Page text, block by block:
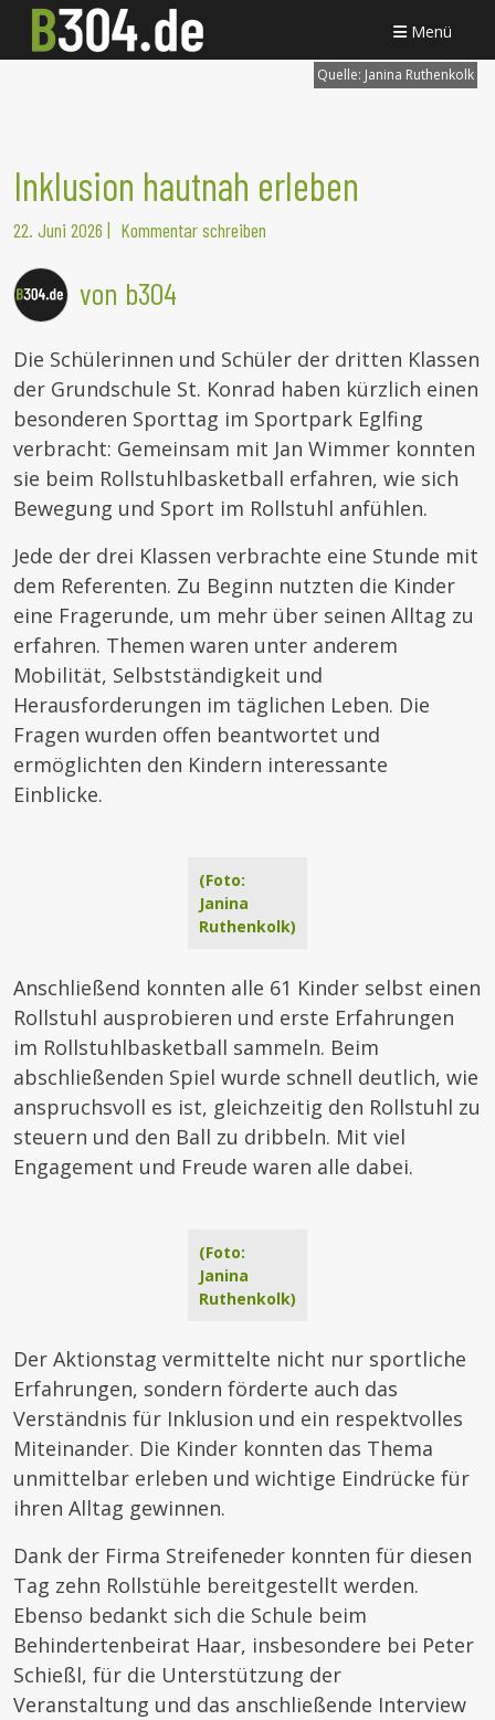
Menü
Quelle: Janina Ruthenkolk
Inklusion hautnah erleben
22. Juni 2026 | Kommentar schreiben
von b304
Die Schülerinnen und Schüler der dritten Klassen
der Grundschule St. Konrad haben kürzlich einen
besonderen Sporttag im Sportpark Eglfing
verbracht: Gemeinsam mit Jan Wimmer konnten
sie beim Rollstuhlbasketball erfahren, wie sich
Bewegung und Sport im Rollstuhl anfühlen.
Jede der drei Klassen verbrachte eine Stunde mit
dem Referenten. Zu Beginn nutzten die Kinder
eine Fragerunde, um mehr über seinen Alltag zu
erfahren. Themen waren unter anderem
Mobilität, Selbstständigkeit und
Herausforderungen im täglichen Leben. Die
Fragen wurden offen beantwortet und
ermöglichten den Kindern interessante
Einblicke.
(Foto:
Janina
Ruthenkolk)
Anschließend konnten alle 61 Kinder selbst einen
Rollstuhl ausprobieren und erste Erfahrungen
im Rollstuhlbasketball sammeln. Beim
abschließenden Spiel wurde schnell deutlich, wie
anspruchsvoll es ist, gleichzeitig den Rollstuhl zu
steuern und den Ball zu dribbeln. Mit viel
Engagement und Freude waren alle dabei.
(Foto:
Janina
Ruthenkolk)
Der Aktionstag vermittelte nicht nur sportliche
Erfahrungen, sondern förderte auch das
Verständnis für Inklusion und ein respektvolles
Miteinander. Die Kinder konnten das Thema
unmittelbar erleben und wichtige Eindrücke für
ihren Alltag gewinnen.
Dank der Firma Streifeneder konnten für diesen
Tag zehn Rollstühle bereitgestellt werden.
Ebenso bedankt sich die Schule beim
Behindertenbeirat Haar, insbesondere bei Peter
Schießl, für die Unterstützung der
Veranstaltung und das anschließende Interview